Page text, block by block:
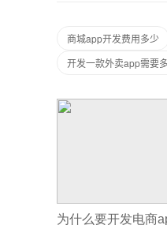
商城app开发费用多少
开发一款外卖app需要